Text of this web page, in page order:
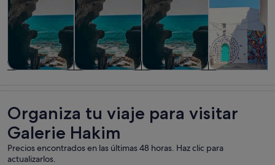
Organiza tu viaje para visitar
Galerie Hakim
Precios encontrados en las últimas 48 horas. Haz clic para
actualizarlos.